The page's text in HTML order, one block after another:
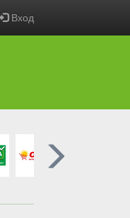
Вход